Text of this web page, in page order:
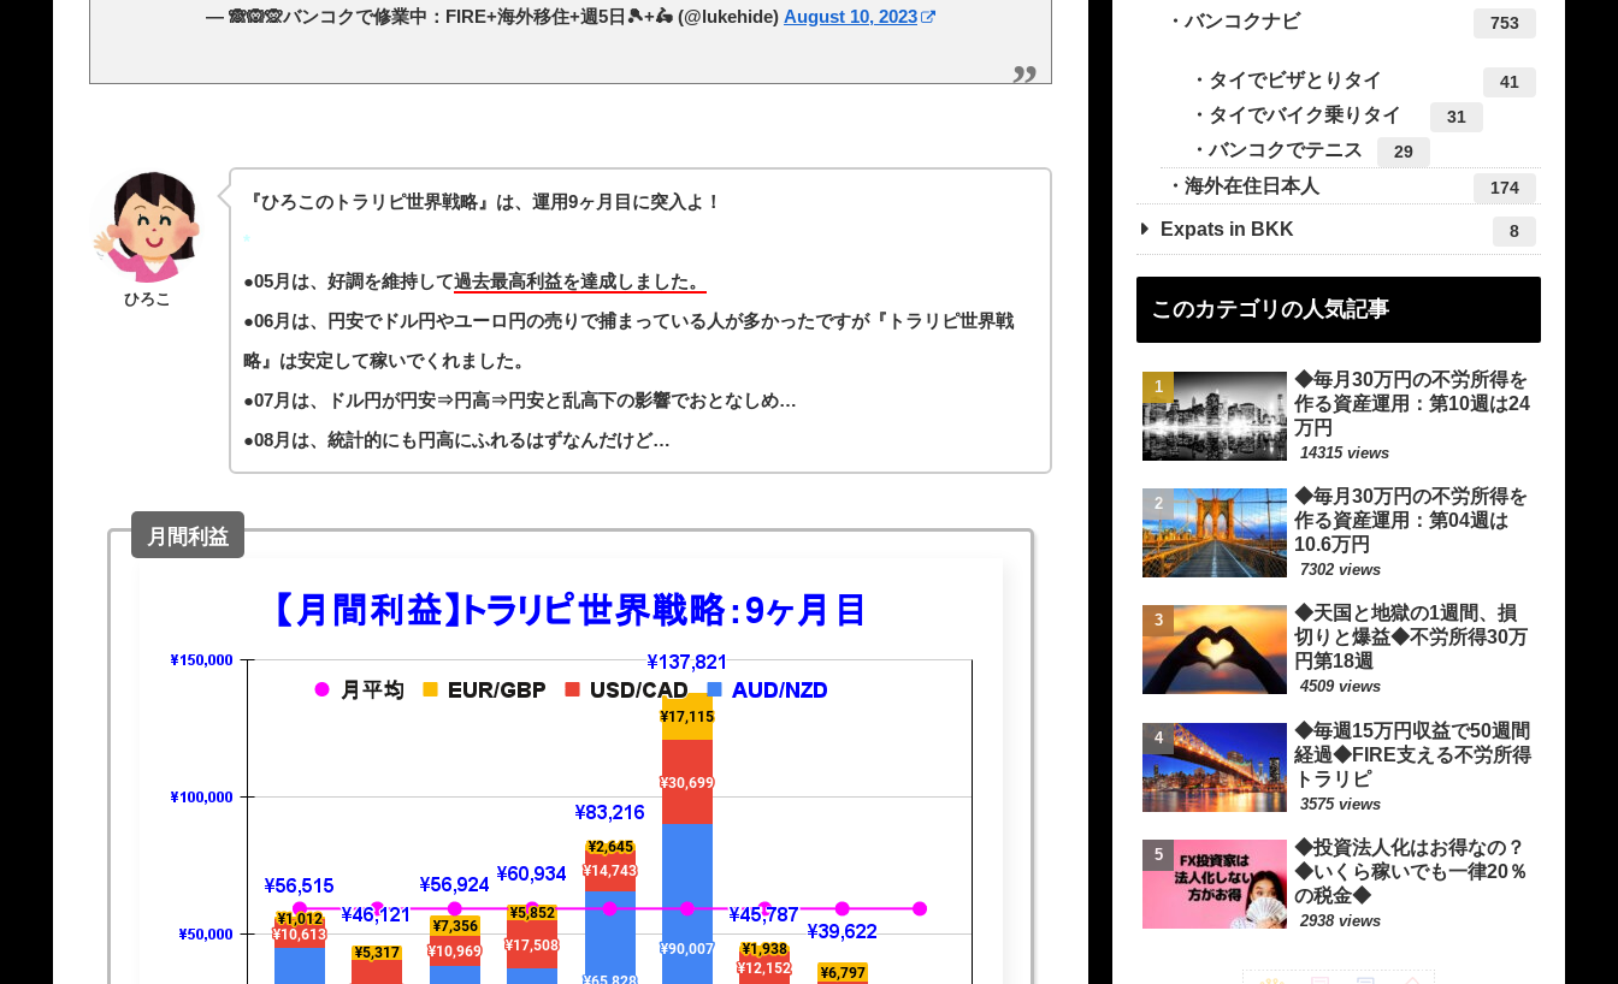
— 🙈🙉🙊バンコクで修業中：FIRE+海外移住+週5日🎾+🛵 (@lukehide) August 10, 2023
ひろこ
『ひろこのトラリピ世界戦略 』は、運用9ヶ月目に突入よ！
*
●05月は、好調を維持して過去最高利益を達成しました。
●06月は、円安でドル円やユーロ円の売りで捕まっている人が多かったですが『トラリピ世界戦
略』は安定して稼いでくれました。
●07月は、ドル円が円安⇒円高⇒円安と乱高下の影響でおとなしめ…
●08月は、統計的にも円高にふれるはずなんだけど…
月間利益
バンコクナビ 753
タイでビザとりタイ 41
タイでバイク乗りタイ 31
バンコクでテニス 29
海外在住日本人 174
Expats in BKK 8
このカテゴリの人気記事
◆毎月30万円の不労所得を
作る資産運用：第10週は24
万円
14315 views
◆毎月30万円の不労所得を
作る資産運用：第04週は
10.6万円
7302 views
◆天国と地獄の1週間、損
切りと爆益◆不労所得30万
円第18週
4509 views
◆毎週15万円収益で50週間
経過◆FIRE支える不労所得
トラリピ
3575 views
◆投資法人化はお得なの？
◆いくら稼いでも一律20％
の税金◆
2938 views